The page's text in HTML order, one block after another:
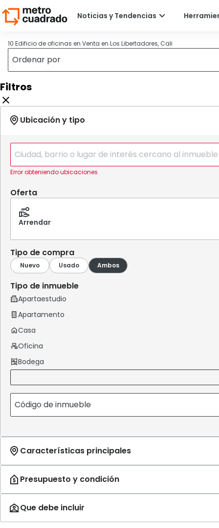
10 Edificio de oficinas en Venta en Los Libertadores, Cali
Filtros
Error obteniendo ubicaciones
Oferta
Arrendar
Tipo de compra
Tipo de inmueble